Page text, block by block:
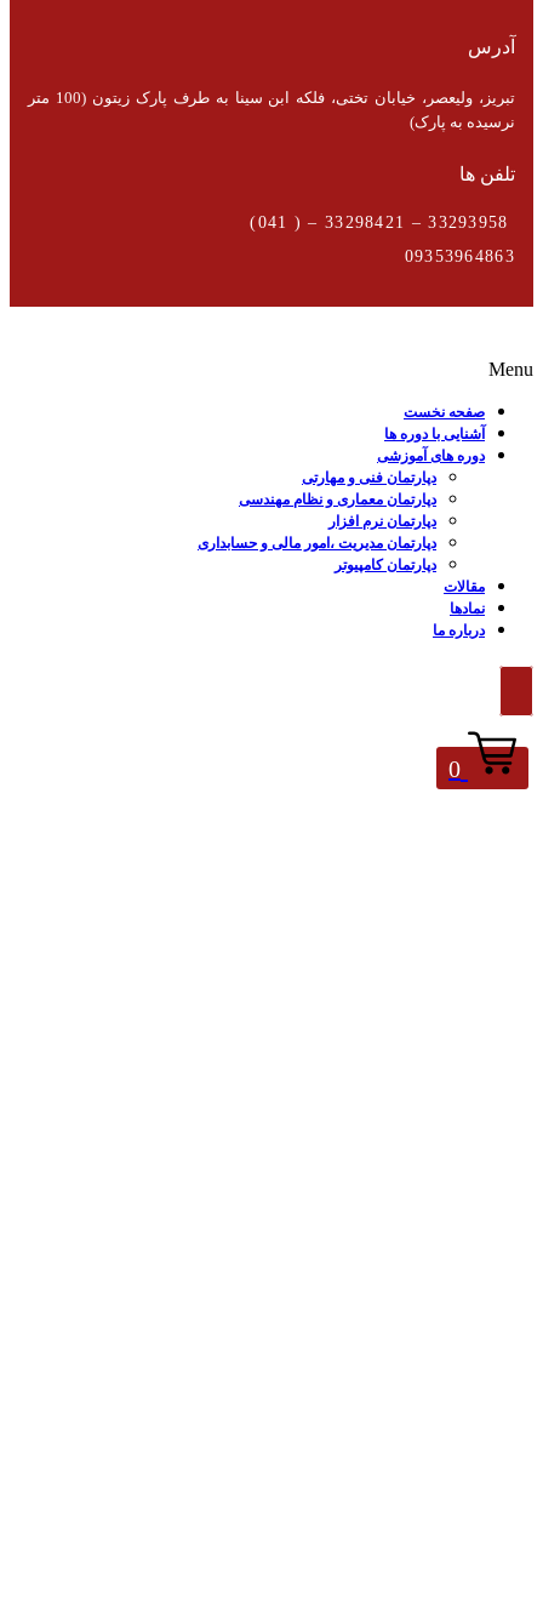
آدرس
تبریز، ولیعصر، خیابان تختی، فلکه ابن سینا به طرف پارک زیتون (100 متر
نرسیده به پارک)
تلفن ها
09353964863
Menu
صفحه نخست
آشنایی با دوره ها
دوره های آموزشی
دپارتمان فنی و مهارتی
دپارتمان معماری و نظام مهندسی
دپارتمان نرم افزار
دپارتمان مدیریت ،امور مالی و حسابداری
دپارتمان کامپیوتر
مقالات
نمادها
درباره ما
0